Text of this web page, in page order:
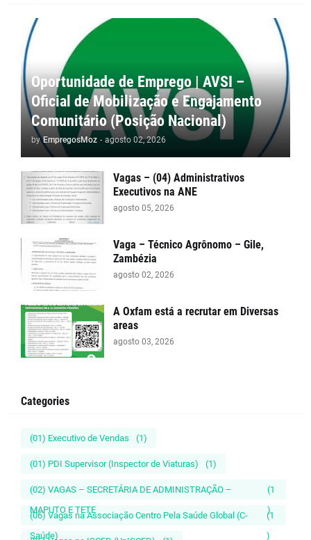
Oportunidade de Emprego | AVSI –
Oficial de Mobilização e Engajamento
Comunitário (Posição Nacional)
by EmpregosMoz - agosto 02, 2026
Vagas – (04) Administrativos
Executivos na ANE
agosto 05, 2026
Vaga – Técnico Agrônomo – Gile,
Zambézia
agosto 02, 2026
A Oxfam está a recrutar em Diversas
areas
agosto 03, 2026
Categories
(01) Executivo de Vendas (1)
(01) PDI Supervisor (Inspector de Viaturas) (1)
(02) VAGAS – SECRETÁRIA DE ADMINISTRAÇÃO –
MAPUTO E TETE
(1
)
(06) Vagas na Associação Centro Pela Saúde Global (C-
Saúde)
(1
)